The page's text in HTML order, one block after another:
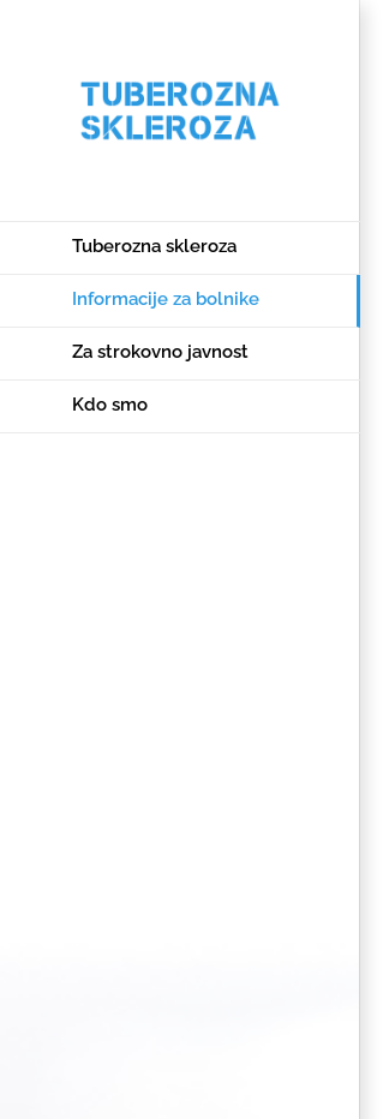
Tuberozna skleroza
Informacije za bolnike
Za strokovno javnost
Kdo smo